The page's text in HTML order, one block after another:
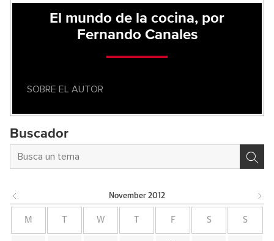
El mundo de la cocina, por
Fernando Canales
SOBRE EL AUTOR
Buscador
November 2012
M T W T F S S